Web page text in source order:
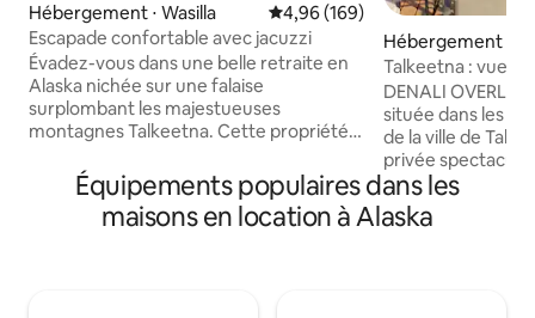
Hébergement ⋅ Wasilla Évaluation moyenne sur la
4,96 (169)
Escapade confortable avec jacuzzi
Évadez-vous dans une belle retraite en
Alaska nichée sur une falaise
surplombant les majestueuses
montagnes Talkeetna. Cette propriété
terrasse avec un jacuzzi pour
4 personnes et un foyer, parfait pour se
détendre en fin de journée. Il y a deux
Hébergement ⋅
Talkeetna : vue
boréales
DENALI
située dans les
de la ville de
privée
chaîne de l'Alaska
Même si Denali
nuages, vous
Équipements populaires dans les
maisons en location à Alaska